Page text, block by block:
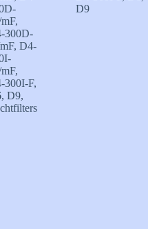
,
300D-
, D4-
,
300I-F,
, D9,
D9